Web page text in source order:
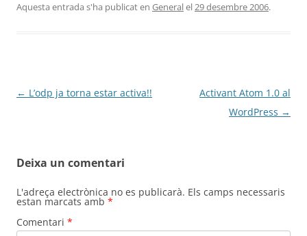
Aquesta entrada s'ha publicat en Generalel29 desembre 2006.
Navegació
← L’odp ja torna estar activa!!
Activant Atom 1.0 al
WordPress →
Deixa un comentari
L'adreça electrònica no es publicarà. Els camps necessaris
estan marcats amb *
Comentari *